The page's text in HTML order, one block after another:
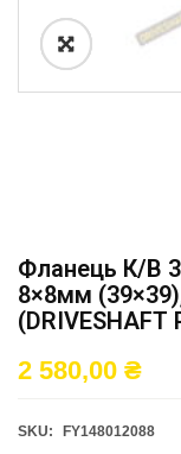
Фланець К/в
8×8мм
(DRIVESHAFT
2 580,00 ₴
SKU: FY148012088